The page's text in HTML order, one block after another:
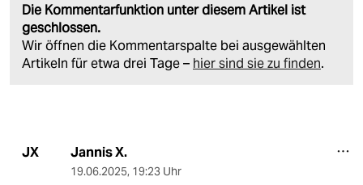
Die Kommentarfunktion unter diesem Artikel ist
geschlossen.
Wir öffnen die Kommentarspalte bei ausgewählten
Artikeln für etwa drei Tage – hier sind sie zu finden.
JX Jannis X.
19.06.2025, 19:23 Uhr